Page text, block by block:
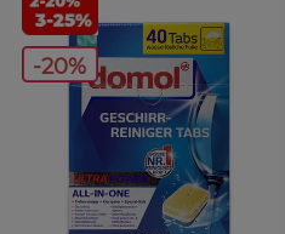
-20%